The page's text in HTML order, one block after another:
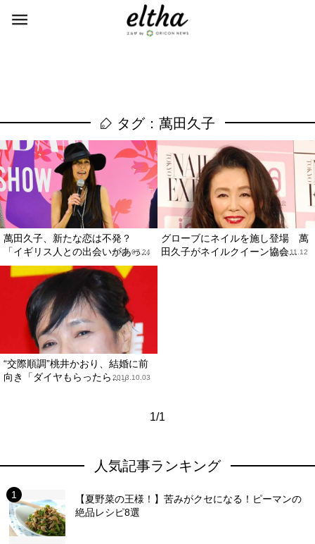
タグ：萬田久子
萬田久子、新たな恋は不発？
「イギリス人との出会いがあっ...
2014.07.24
グローブにネイルを施し登場 萬
田久子がネイルクイーン協会...
2013.11.12
“交際順調”桃井かおり、結婚に前
向き「ダイヤもらったら…」2013.10.03
1/1
人気記事ランキング
【夏野菜の王様！】苦みがクセになる！ピーマンの
絶品レシピ8選